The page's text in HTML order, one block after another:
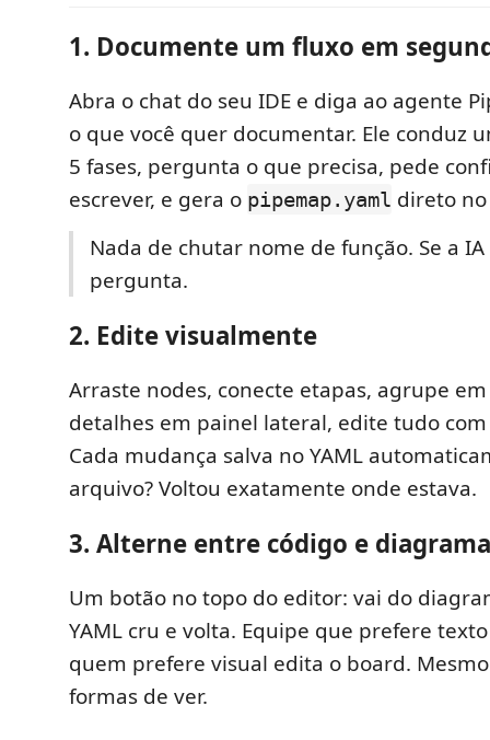
1. Documente um fluxo em
Abra o chat do seu IDE e diga ao agente
o que você quer documentar. Ele conduz
5 fases, pergunta o que precisa, pede
escrever, e gera o pipemap.yaml direto
Nada de chutar nome de função. Se a
pergunta.
2. Edite visualmente
Arraste nodes, conecte etapas, agrupe
detalhes em painel lateral, edite tudo
Cada mudança salva no YAML
arquivo? Voltou exatamente onde estava.
3. Alterne entre código e diagrama
Um botão no topo do editor: vai do
YAML cru e volta. Equipe que prefere
quem prefere visual edita o board.
formas de ver.